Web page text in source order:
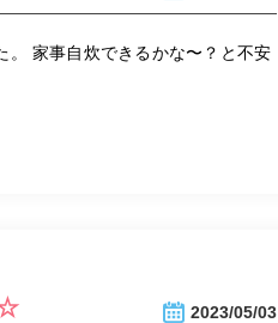
。 家事自炊できるかな〜？と不安
2023/05/03
☆